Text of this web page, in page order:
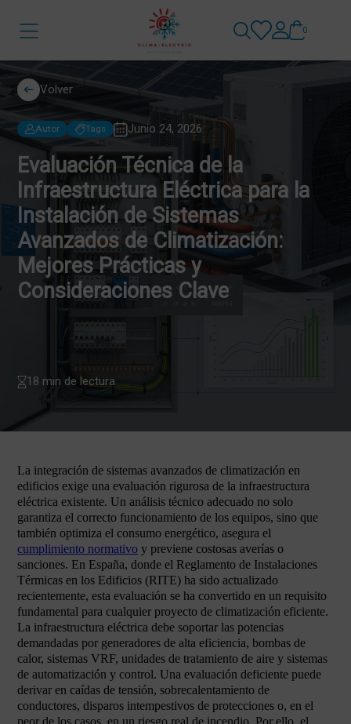
0
Volver
Autor Tags Junio 24, 2026
Evaluación Técnica de la
Infraestructura Eléctrica para la
Instalación de Sistemas
Avanzados de Climatización:
Mejores Prácticas y
Consideraciones Clave
18 min de lectura
La integración de sistemas avanzados de climatización en
edificios exige una evaluación rigurosa de la infraestructura
eléctrica existente. Un análisis técnico adecuado no solo
garantiza el correcto funcionamiento de los equipos, sino que
también optimiza el consumo energético, asegura el
cumplimiento normativo y previene costosas averías o
sanciones. En España, donde el Reglamento de Instalaciones
Térmicas en los Edificios (RITE) ha sido actualizado
recientemente, esta evaluación se ha convertido en un requisito
fundamental para cualquier proyecto de climatización eficiente.
La infraestructura eléctrica debe soportar las potencias
demandadas por generadores de alta eficiencia, bombas de
calor, sistemas VRF, unidades de tratamiento de aire y sistemas
de automatización y control. Una evaluación deficiente puede
derivar en caídas de tensión, sobrecalentamiento de
conductores, disparos intempestivos de protecciones o, en el
peor de los casos, en un riesgo real de incendio. Por ello, el